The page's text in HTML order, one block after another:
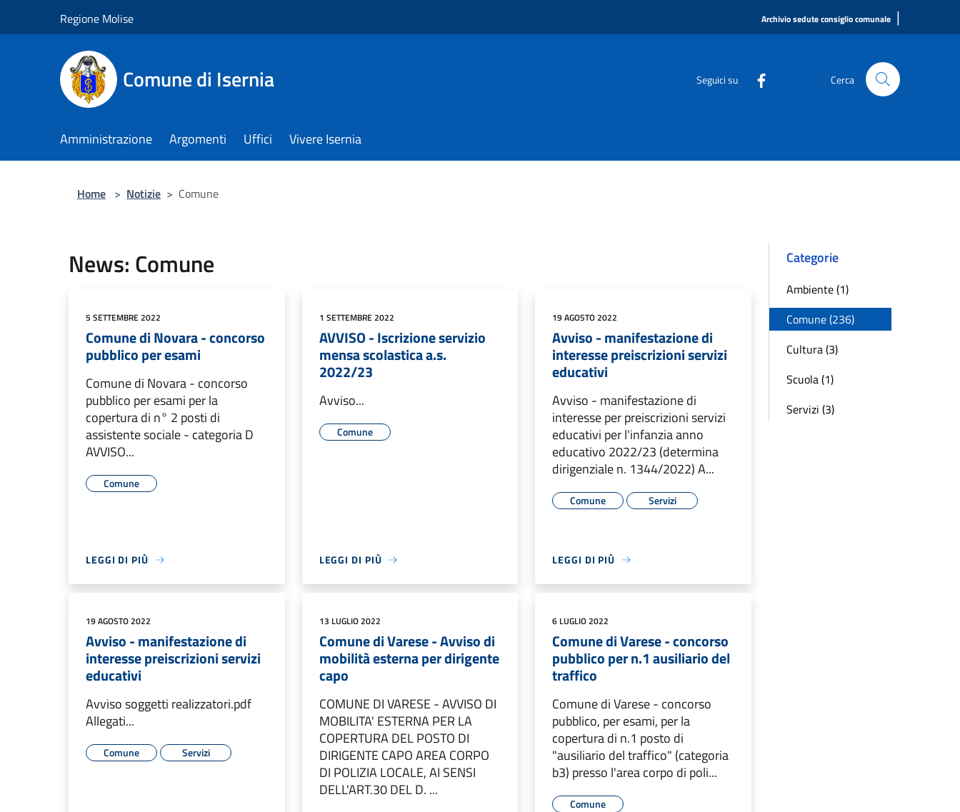
Regione Molise Archivio sedute consiglio comunale |
Comune di Isernia Seguici su Cerca
Amministrazione Argomenti Uffici Vivere Isernia
Home > Notizie > Comune
News: Comune
5 SETTEMBRE 2022
Comune di Novara - concorso
pubblico per esami
Comune di Novara - concorso
pubblico per esami per la
copertura di n° 2 posti di
assistente sociale - categoria D
AVVISO...
Comune
LEGGI DI PIÙ
1 SETTEMBRE 2022
AVVISO - Iscrizione servizio
mensa scolastica a.s.
2022/23
Avviso...
Comune
LEGGI DI PIÙ
19 AGOSTO 2022
Avviso - manifestazione di
interesse preiscrizioni servizi
educativi
Avviso - manifestazione di
interesse per preiscrizioni servizi
educativi per l'infanzia anno
educativo 2022/23 (determina
dirigenziale n. 1344/2022) A...
Comune Servizi
LEGGI DI PIÙ
19 AGOSTO 2022
Avviso - manifestazione di
interesse preiscrizioni servizi
educativi
Avviso soggetti realizzatori.pdf
Allegati...
Comune Servizi
13 LUGLIO 2022
Comune di Varese - Avviso di
mobilità esterna per dirigente
capo
COMUNE DI VARESE - AVVISO DI
MOBILITA' ESTERNA PER LA
COPERTURA DEL POSTO DI
DIRIGENTE CAPO AREA CORPO
DI POLIZIA LOCALE, AI SENSI
DELL'ART.30 DEL D. ...
6 LUGLIO 2022
Comune di Varese - concorso
pubblico per n.1 ausiliario del
traffico
Comune di Varese - concorso
pubblico, per esami, per la
copertura di n.1 posto di
"ausiliario del traffico" (categoria
b3) presso l'area corpo di poli...
Comune
Categorie
Ambiente (1)
Comune (236)
Cultura (3)
Scuola (1)
Servizi (3)